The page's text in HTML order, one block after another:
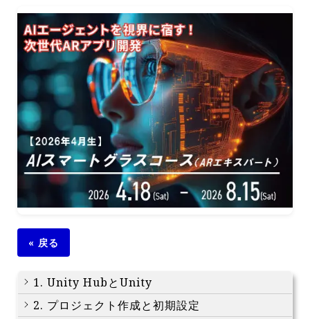
« 戻る
1. Unity HubとUnity
2. プロジェクト作成と初期設定